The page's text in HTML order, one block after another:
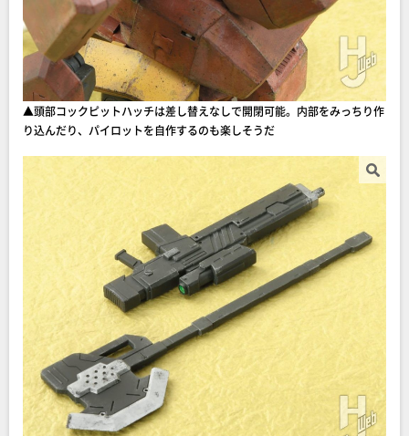
▲頭部コックピットハッチは差し替えなしで開閉可能。内部をみっちり作
り込んだり、パイロットを自作するのも楽しそうだ